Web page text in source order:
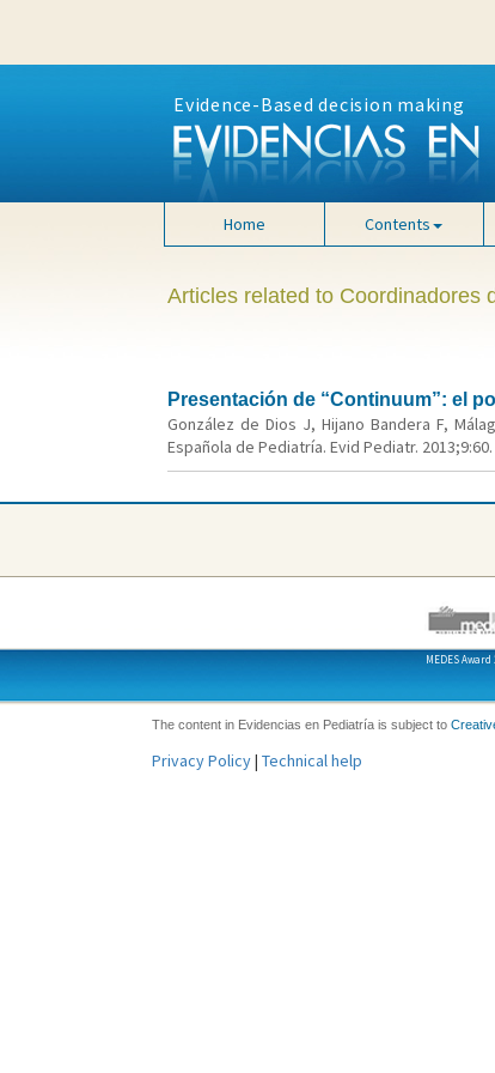
Evidence-Based decision making
Home Contents
Articles related to Coordinadores
Presentación de “Continuum”: el
González de Dios J, Hijano Bandera F,
Española de Pediatría. Evid Pediatr. 2013;9:60.
MEDES Award
The content in Evidencias en Pediatría is subject to
Privacy Policy| Technical help